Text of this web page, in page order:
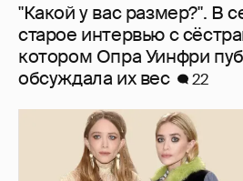
"Какой у вас размер?". В
старое интервью с
котором Опра Уинфри
обсуждала их вес
22